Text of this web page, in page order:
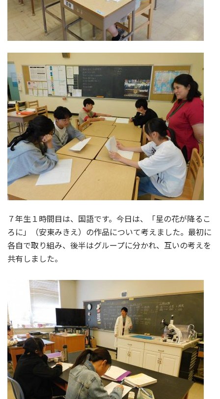
７年生１時間目は、国語です。今日は、「星の花が降るこ
ろに」（安東みきえ）の作品について考えました。最初に
各自で取り組み、後半はグループに分かれ、互いの考えを
共有しました。